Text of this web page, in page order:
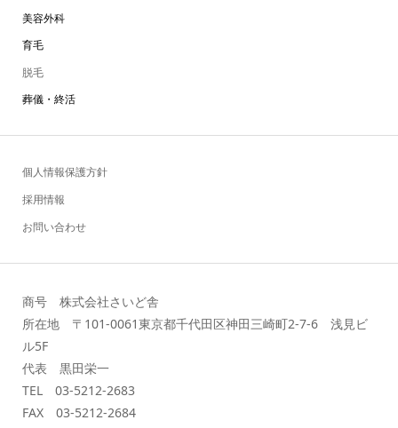
美容外科
育毛
脱毛
葬儀・終活
個人情報保護方針
採用情報
お問い合わせ
商号 株式会社さいど舎
所在地 〒101-0061東京都千代田区神田三崎町2-7-6 浅見ビ
ル5F
代表 黒田栄一
TEL 03-5212-2683
FAX 03-5212-2684